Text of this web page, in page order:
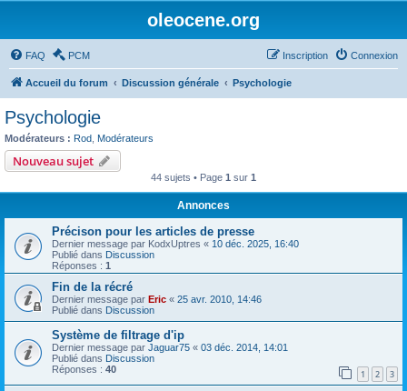
oleocene.org
FAQ PCM Connexion
Inscription
Accueil du forum Discussion générale Psychologie
Psychologie
Modérateurs : Rod Modérateurs
Nouveau sujet
44 sujets • Page 1 sur 1
Annonces
Précison pour les articles de presse
Dernier message par KodxUptres « 10 déc. 2025, 16:40
Publié dans Discussion
Réponses : 1
Fin de la récré
Dernier message par Eric « 25 avr. 2010, 14:46
Publié dans Discussion
Système de filtrage d'ip
Dernier message par Jaguar75 « 03 déc. 2014, 14:01
Publié dans Discussion
Réponses : 40 1 2 3